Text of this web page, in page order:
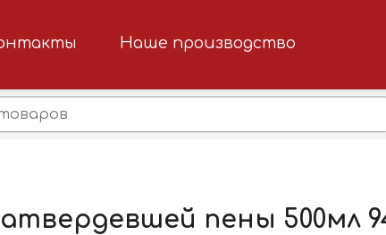
Наше производство
пены 500мл